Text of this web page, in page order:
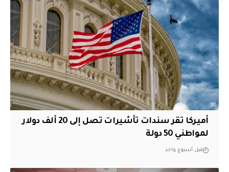
أميركا تقر سندات تأشيرات تصل إلى 20 ألف دولار
لمواطني 50 دولة
قبل أسبوع واحد